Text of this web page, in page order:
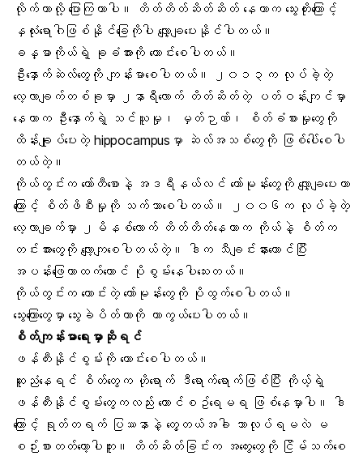
လိုက်တာလို့ ပြောကြတာပါ။ တိတ်တိတ်ဆိတ်ဆိတ် နေတာက သွေးတိုးကြောင့်
နှလုံးရောဂါဖြစ်နိုင်ခြေကိုပါ လျှော့ချပေးနိုင်ပါတယ်။
ခန္ဓာကိုယ်ရဲ့
ခုခံအားကို ကောင်းစေ ပါတယ်။
ဦးနှောက်ဆဲလ်တွေကို ကျန်းမာစေပါတယ်။ ၂၀၁၃က လုပ်ခဲ့တဲ့
လေ့လာချက်တစ်ခု မှာ ၂နာရီလောက် တိတ်ဆိတ်တဲ့ ပတ်ဝန်းကျင်မှာ
နေတာက ဦးနှောက်ရဲ့ သင်ယူမှု၊ မှတ်ဉာဏ်၊ စိတ်ခံစားမှုတွေကို
ထိန်းချုပ်ပေးတဲ့ hippocampusမှာ ဆဲလ်အသစ်တွေကို ဖြစ်ပေါ်စေပါ
တယ်တဲ့။
ကိုယ်တွင်းက ကော်တီစေ ာနဲ့ အဒရီနယ်လင် ဟော်မုန်းတွေကို လျှော့ချပေးတာ
ကြောင့် စိတ်ဖိစီးမှုကို သက်သာစေပါတယ်။ ၂၀၀၆က လုပ်ခဲ့တဲ့
လေ့လာချက်မှာ ၂မိနစ်လောက် တိတ်တိတ်နေတာက ကိုယ်နဲ့ စိတ်က
တင်းအားတွေကို လျော့ကျစေပါတယ်တဲ့။ ဒါက သီချင်းနားထောင်ပြီး
အပန်းဖြေတာထက်တောင် ပိုစွမ်းနေပါသေးတယ်။
ကိုယ်တွင်းက ကောင်းတဲ့ ဟော်မုန်းတွေကို ပိုထွက်စေပါတယ်။
သွေးကြောတွေမှာ သွေးခဲပိတ်တာကို ကာကွယ်ပေးပါတယ်။
စိတ်ကျန်းမာရေးမှာဆိုရင်
ဖန်တီးနိုင်စွမ်း ကို ကောင်းစေပါတယ်။
ဆူညံနေရင် စိတ်တွေက ဟိုရောက် ဒီရောက်ရောက်ဖြစ်ပြီး ကိုယ့်ရဲ့
ဖန်တီးနိုင်စွမ်းတွေကလည်း တောင်စဥ်ရေမရ ဖြစ်နေမှာပါ။ ဒါ
ကြောင့် ရုတ်တရက် ပြဿနာနဲ့ တွေ့တယ်အခါ ဘာလုပ်ရမလဲ မ
စဉ်းစားတတ်တော့ပါဘူး။ တိတ်ဆိတ်ခြင်းက အတွေးတွေကို ငြိမ်သက်စေ